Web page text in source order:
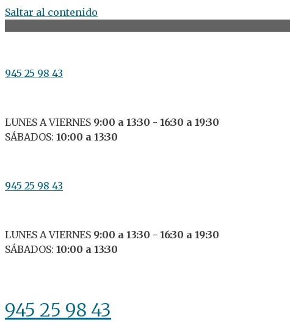
Saltar al contenido
945 25 98 43
LUNES A VIERNES 9:00 a 13:30 - 16:30 a 19:30
SÁBADOS: 10:00 a 13:30
945 25 98 43
LUNES A VIERNES 9:00 a 13:30 - 16:30 a 19:30
SÁBADOS: 10:00 a 13:30
945 25 98 43